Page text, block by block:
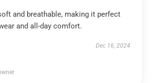
and breathable, making it perfect
and all-day comfort.
Dec 16, 2024